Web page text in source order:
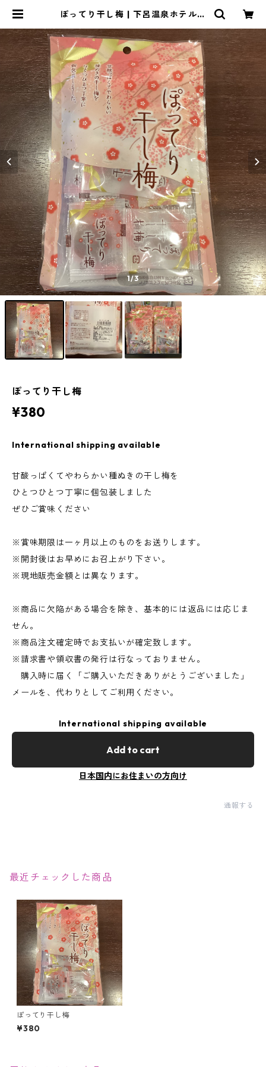
ぽってり干し梅 | 下呂温泉ホテルく
1/3
ぽってり干し梅
¥380
International shipping available
甘酸っぱくてやわらかい種ぬきの干し梅を
ひとつひとつ丁寧に個包装しました
ぜひご賞味ください
※賞味期限は一ヶ月以上のものをお送りします。
※開封後はお早めにお召上がり下さい。
※現地販売金額とは異なります。
※商品に欠陥がある場合を除き、基本的には返品には応じま
せん。
※商品注文確定時でお支払いが確定致します。
※請求書や領収書の発行は行なっておりません。
購入時に届く「ご購入いただきありがとうございました」
メールを、代わりとしてご利用ください。
International shipping available
Add to cart
日本国内にお住まいの方向け
通報する
最近チェックした商品
ぽってり干し梅
¥380